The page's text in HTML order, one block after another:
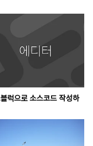
럭으로 소스코드 작성하